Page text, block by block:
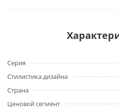
Серия
Стилистика дизайна
Страна
Ценовой сегмент